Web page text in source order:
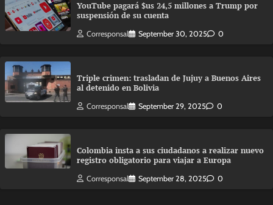
YouTube pagará $us 24,5 millones a Trump por
suspensión de su cuenta
Corresponsal September 30, 2025 0
Triple crimen: trasladan de Jujuy a Buenos Aires
al detenido en Bolivia
Corresponsal September 29, 2025 0
Colombia insta a sus ciudadanos a realizar nuevo
registro obligatorio para viajar a Europa
Corresponsal September 28, 2025 0